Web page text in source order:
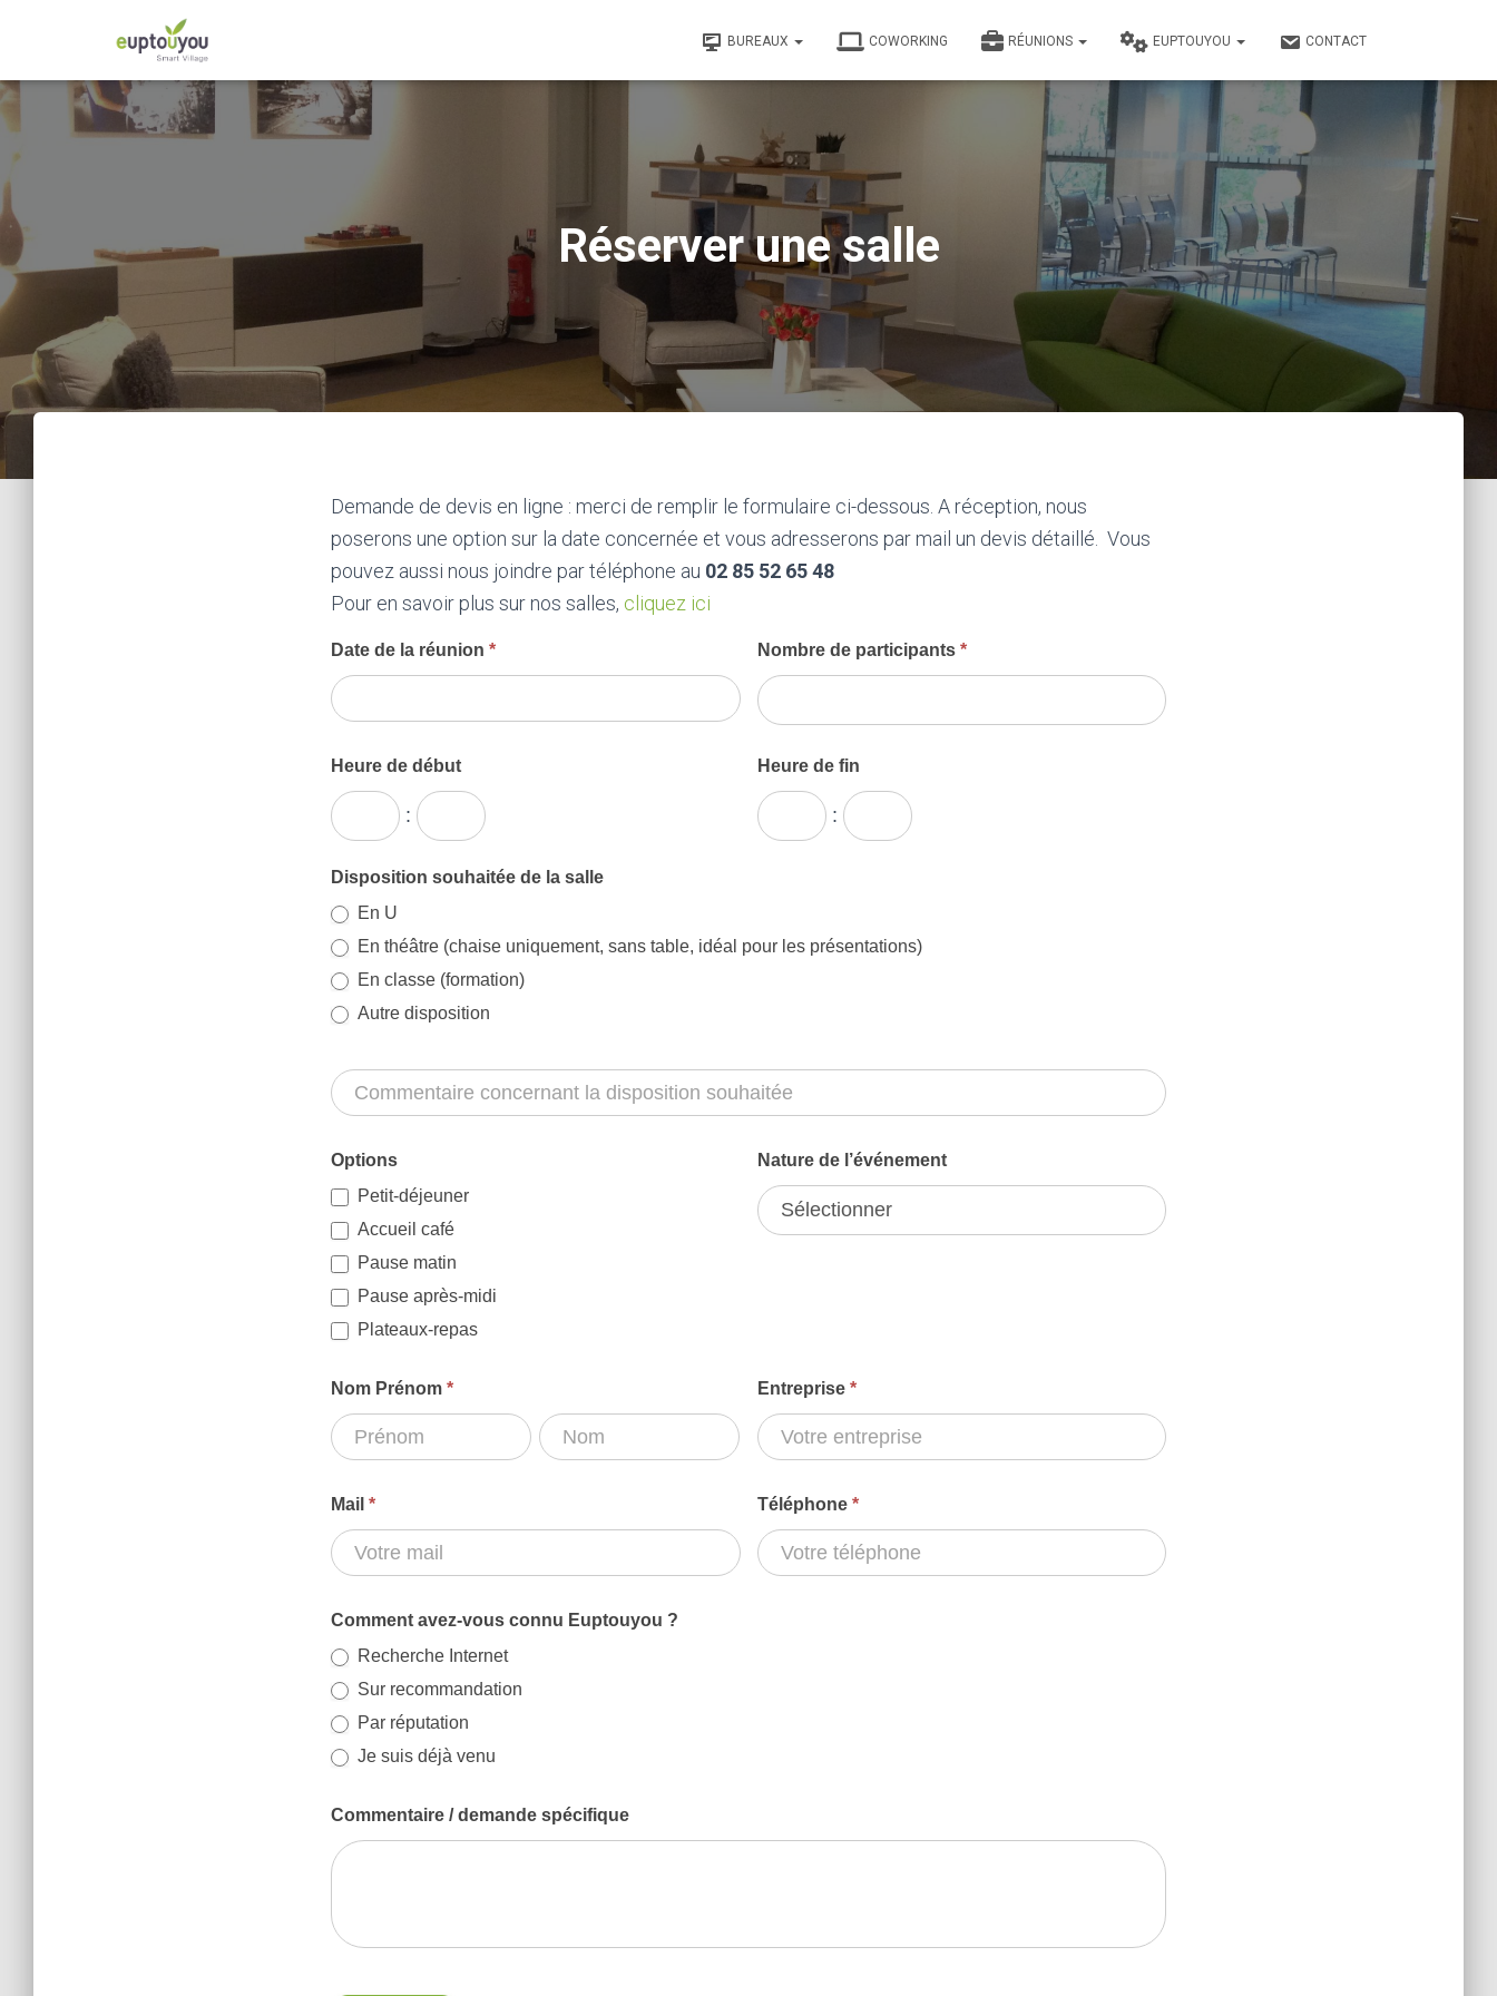
BUREAUX COWORKING RÉUNIONS EUPTOUYOU CONTACT
Réserver une salle
Demande de devis en ligne : merci de remplir le formulaire ci-dessous. A réception, nous
poserons une option sur la date concernée et vous adresserons par mail un devis détaillé. Vous
pouvez aussi nous joindre par téléphone au 02 85 52 65 48
Pour en savoir plus sur nos salles, cliquez ici
Réservation
Salle
Date de la réunion * Nombre de participants *
Heure de début
:
Heure de fin
:
Disposition souhaitée de la salle
En U
En théâtre (chaise uniquement, sans table, idéal pour les présentations)
En classe (formation)
Autre disposition
Options
Petit-déjeuner
Accueil café
Pause matin
Pause après-midi
Plateaux-repas
Nature de l’événement
Nom Prénom *
Nom
Prénom
Nom
Prénom
Entreprise *
Mail * Téléphone *
Comment avez-vous connu Euptouyou ?
Recherche Internet
Sur recommandation
Par réputation
Je suis déjà venu
Commentaire / demande spécifique